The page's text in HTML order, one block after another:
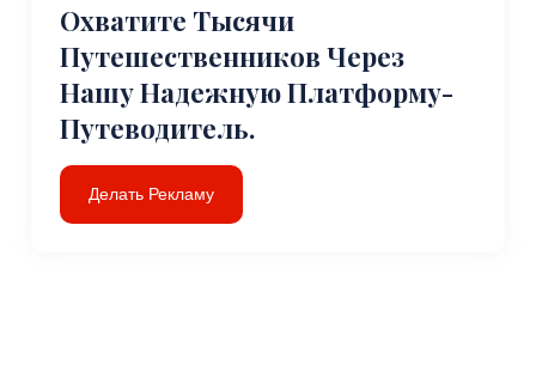
Охватите Тысячи
Путешественников Через
Нашу Надежную Платформу-
Путеводитель.
Делать Рекламу